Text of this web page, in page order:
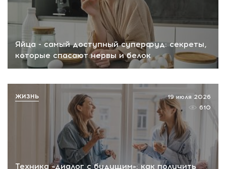
Яйца - самый доступный суперфуд: секреты,
которые спасают нервы и белок
Техника «диалог с будущим»: как получить
19 июля 2026
610
ЖИЗНЬ